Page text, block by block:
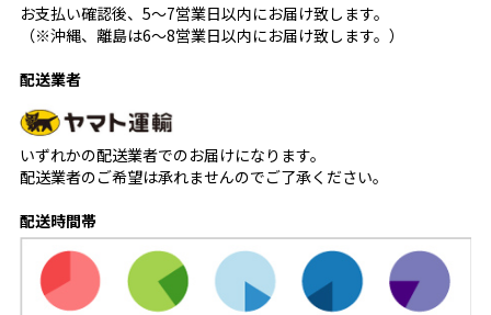
お支払い確認後、5〜7営業日以内にお届け致します。
（※沖縄、離島は6〜8営業日以内にお届け致します。）
配送業者
いずれかの配送業者でのお届けになります。
配送業者のご希望は承れませんのでご了承ください。
配送時間帯